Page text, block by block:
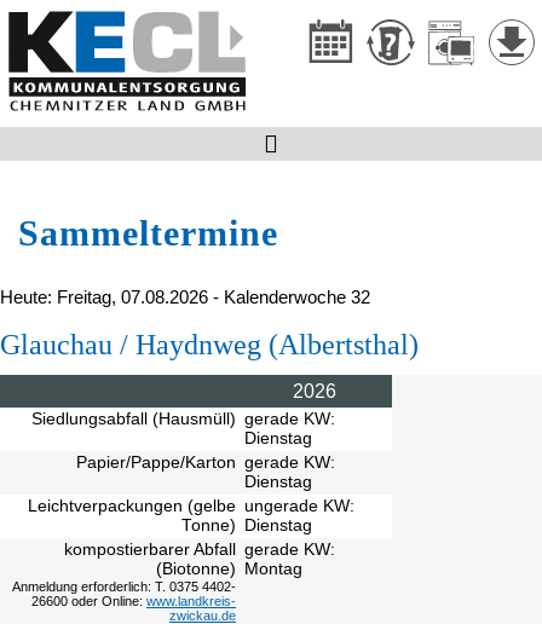

Sammeltermine
Heute: Freitag, 07.08.2026 - Kalenderwoche 32
Glauchau / Haydnweg (Albertsthal)
2026
Siedlungsabfall (Hausmüll) gerade KW:
Dienstag
Papier/Pappe/Karton gerade KW:
Dienstag
Leichtverpackungen (gelbe
Tonne)
ungerade KW:
Dienstag
kompostierbarer Abfall
(Biotonne)
Anmeldung erforderlich: T. 0375 4402-
26600 oder Online: www.landkreis-
zwickau.de
gerade KW:
Montag